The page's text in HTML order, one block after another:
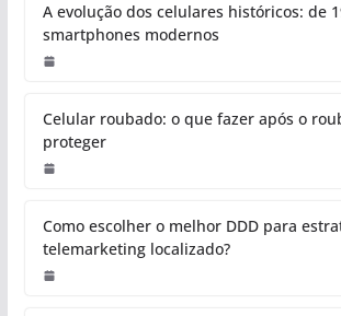
A evolução dos celulares históricos: de
smartphones modernos
Celular roubado: o que fazer após o
proteger
Como escolher o melhor DDD para
telemarketing localizado?